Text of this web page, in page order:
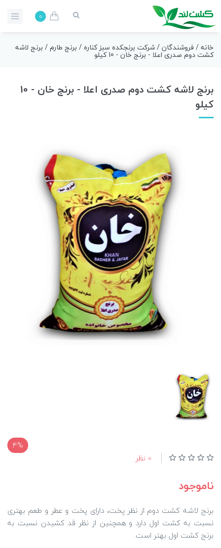
0
خانه/ فروشندگان/شرکت برنجکده سبز کناره/ برنج طارم/ برنج لاشه
کشت دوم صدری اعلا - برنج خان - 10 کیلو
برنج لاشه کشت دوم صدری اعلا - برنج خان - 10
کیلو
4%
0 نظر
ناموجود
برنج لاشه کشت دوم از نظر پخت، دارای پخت و عطر و طعم بهتری
نسبت به کشت اول دارد و همچنین از نظر قد کشیدن نسبت به
برنج کشت اول بهتر است.